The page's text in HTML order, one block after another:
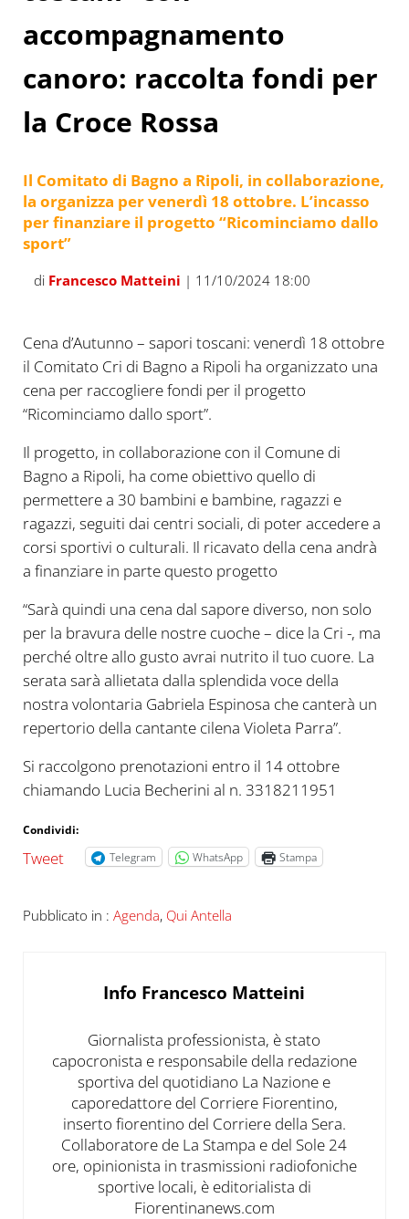
accompagnamento
canoro: raccolta fondi per
la Croce Rossa
Il Comitato di Bagno a Ripoli, in collaborazione,
la organizza per venerdì 18 ottobre. L’incasso
per finanziare il progetto “Ricominciamo dallo
sport”
di Francesco Matteini | 11/10/2024 18:00
Cena d’Autunno – sapori toscani: venerdì 18 ottobre
il Comitato Cri di Bagno a Ripoli ha organizzato una
cena per raccogliere fondi per il progetto
“Ricominciamo dallo sport”.
Il progetto, in collaborazione con il Comune di
Bagno a Ripoli, ha come obiettivo quello di
permettere a 30 bambini e bambine, ragazzi e
ragazzi, seguiti dai centri sociali, di poter accedere a
corsi sportivi o culturali. Il ricavato della cena andrà
a finanziare in parte questo progetto
“Sarà quindi una cena dal sapore diverso, non solo
per la bravura delle nostre cuoche – dice la Cri -, ma
perché oltre allo gusto avrai nutrito il tuo cuore. La
serata sarà allietata dalla splendida voce della
nostra volontaria Gabriela Espinosa che canterà un
repertorio della cantante cilena Violeta Parra”.
Si raccolgono prenotazioni entro il 14 ottobre
chiamando Lucia Becherini al n. 3318211951
Condividi:
Tweet Telegram WhatsApp Stampa
Pubblicato in : Agenda, Qui Antella
Info Francesco Matteini
Giornalista professionista, è stato
capocronista e responsabile della redazione
sportiva del quotidiano La Nazione e
caporedattore del Corriere Fiorentino,
inserto fiorentino del Corriere della Sera.
Collaboratore de La Stampa e del Sole 24
ore, opinionista in trasmissioni radiofoniche
sportive locali, è editorialista di
Fiorentinanews.com